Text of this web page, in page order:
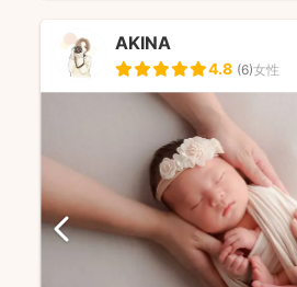
AKINA
4.8 (6)女性